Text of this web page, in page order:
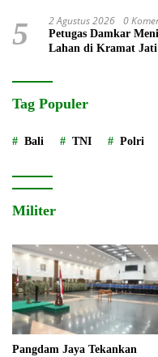
5 2 Agustus 2026 0
Petugas Damkar
Lahan di Kramat Jati
Tag Populer
Bali TNI Polri
Militer
Pangdam Jaya Tekankan